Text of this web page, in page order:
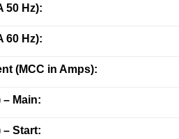
50 Hz):
60 Hz):
(MCC in Amps):
Main:
– Start: